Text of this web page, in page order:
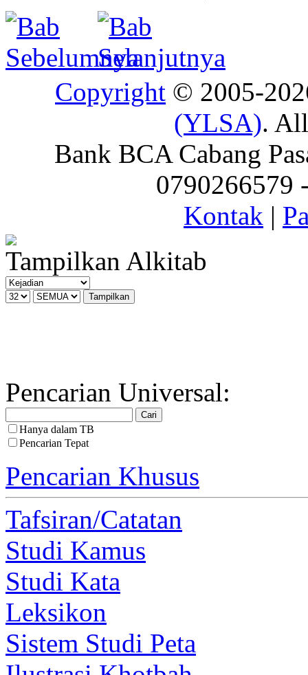
Copyright © 2005-
(YLSA).
Bank BCA Cabang
0790266579
Kontak |
Tampilkan Alkitab
Pencarian Universal:
Hanya dalam TB
Pencarian Tepat
Pencarian Khusus
Tafsiran/Catatan
Studi Kamus
Studi Kata
Leksikon
Sistem Studi Peta